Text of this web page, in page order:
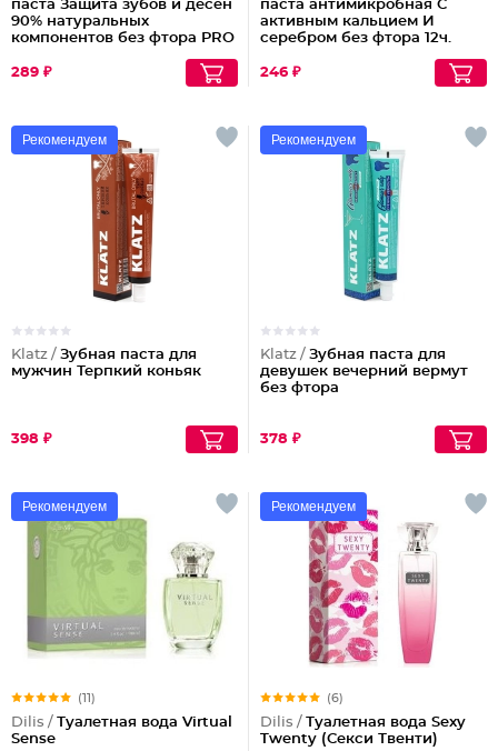
паста Защита зубов и десен
90% натуральных
компонентов без фтора PRO
289 ₽
паста антимикробная С
активным кальцием И
серебром без фтора 12ч.
246 ₽
Рекомендуем
Klatz / Зубная паста для
мужчин Терпкий коньяк
398 ₽
Рекомендуем
Klatz / Зубная паста для
девушек вечерний вермут
без фтора
378 ₽
Рекомендуем
(11)
Dilis / Туалетная вода Virtual
Sense
Рекомендуем
(6)
Dilis / Туалетная вода Sexy
Twenty (Секси Твенти)